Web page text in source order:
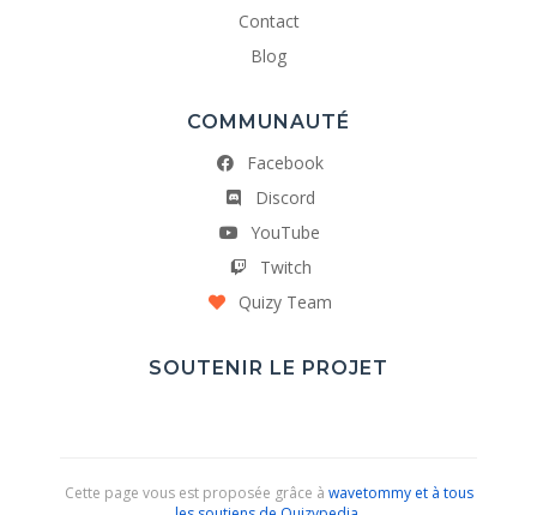
Contact
Blog
COMMUNAUTÉ
Facebook
Discord
YouTube
Twitch
Quizy Team
SOUTENIR LE PROJET
Cette page vous est proposée grâce à wavetommy et à tous